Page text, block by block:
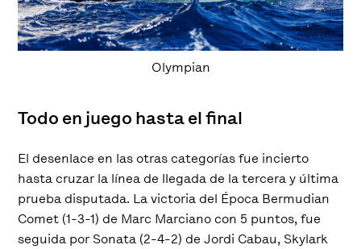
Olympian
Todo en juego hasta el final
El desenlace en las otras categorías fue incierto
hasta cruzar la línea de llegada de la tercera y última
prueba disputada. La victoria del Época Bermudian
Comet (1-3-1) de Marc Marciano con 5 puntos, fue
seguida por Sonata (2-4-2) de Jordi Cabau, Skylark